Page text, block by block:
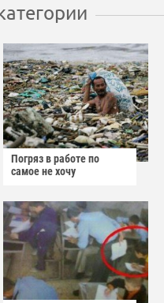
Погряз в работе по
самое не хочу